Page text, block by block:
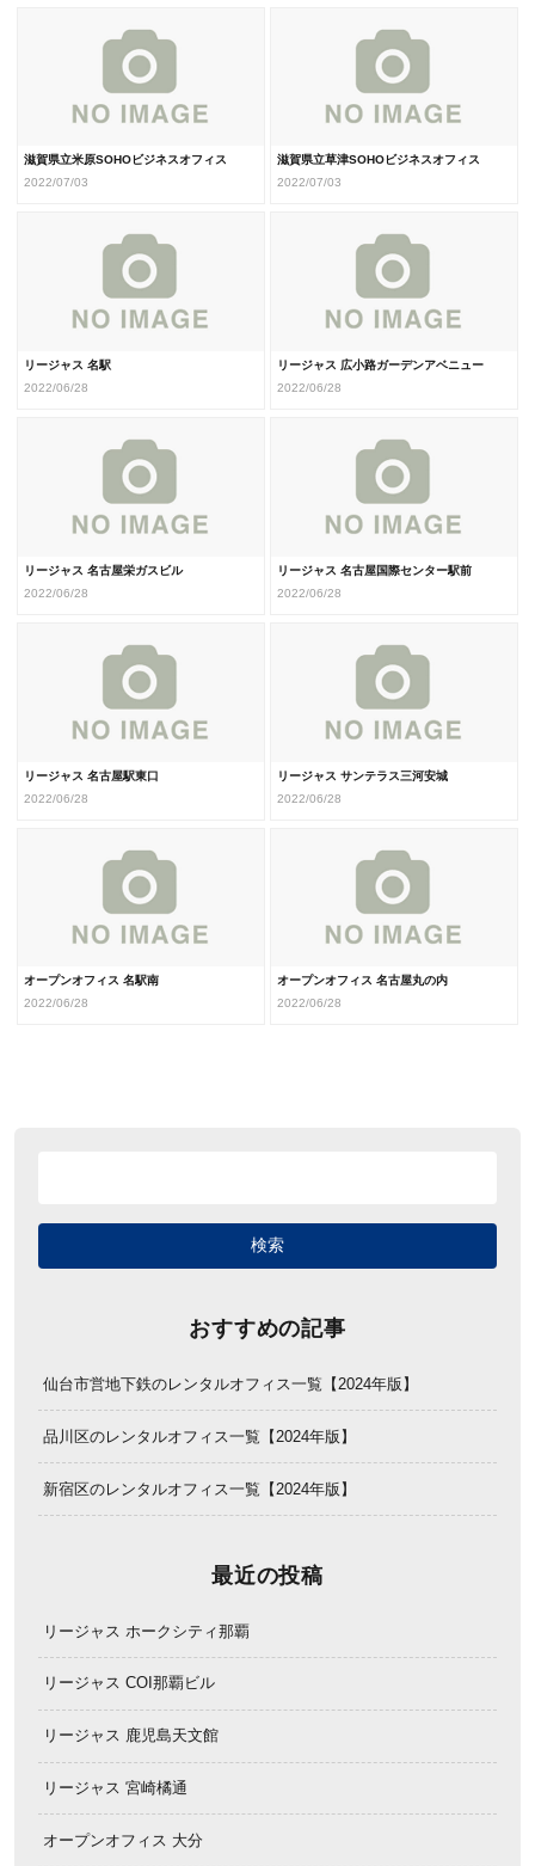
滋賀県立米原SOHOビジネスオフィス
2022/07/03
滋賀県立草津SOHOビジネスオフィス
2022/07/03
リージャス 名駅
2022/06/28
リージャス 広小路ガーデンアベニュー
2022/06/28
リージャス 名古屋栄ガスビル
2022/06/28
リージャス 名古屋国際センター駅前
2022/06/28
リージャス 名古屋駅東口
2022/06/28
リージャス サンテラス三河安城
2022/06/28
オープンオフィス 名駅南
2022/06/28
オープンオフィス 名古屋丸の内
2022/06/28
おすすめの記事
仙台市営地下鉄のレンタルオフィス一覧【2024年版】
品川区のレンタルオフィス一覧【2024年版】
新宿区のレンタルオフィス一覧【2024年版】
最近の投稿
リージャス ホークシティ那覇
リージャス COI那覇ビル
リージャス 鹿児島天文館
リージャス 宮崎橘通
オープンオフィス 大分